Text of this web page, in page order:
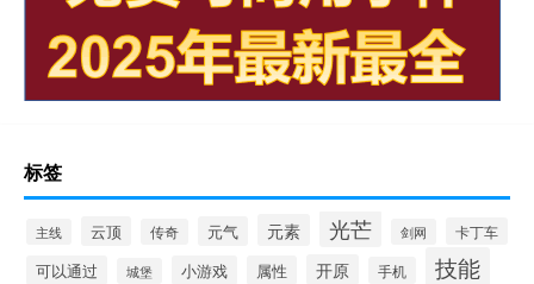
标签
主线 云顶 传奇 元气 元素 光芒 剑网 卡丁车
可以通过 城堡 小游戏 属性 开原 手机 技能